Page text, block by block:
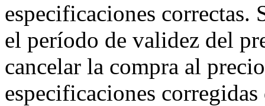
especificaciones
el período de validez del
cancelar la compra al
especificaciones